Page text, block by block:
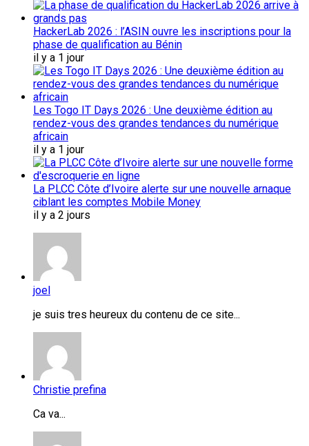
HackerLab 2026 : l’ASIN ouvre les inscriptions pour la
phase de qualification au Bénin
il y a 1 jour
Les Togo IT Days 2026 : Une deuxième édition au
rendez-vous des grandes tendances du numérique
africain
il y a 1 jour
La PLCC Côte d’Ivoire alerte sur une nouvelle arnaque
ciblant les comptes Mobile Money
il y a 2 jours
joel
je suis tres heureux du contenu de ce site...
Christie prefina
Ca va...